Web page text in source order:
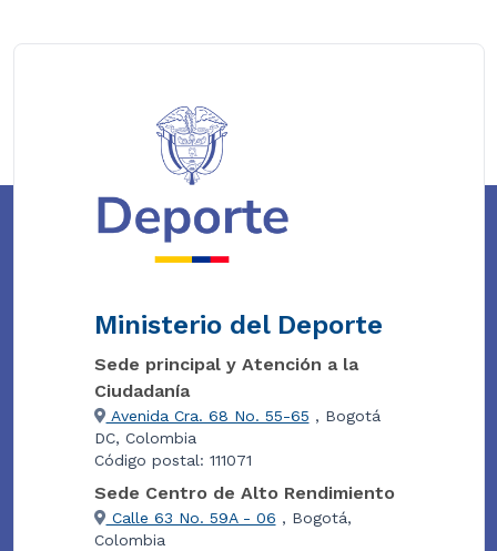
Ministerio del Deporte
Sede principal y Atención a la
Ciudadanía
Avenida Cra. 68 No. 55-65 , Bogotá
DC, Colombia
Código postal: 111071
Sede Centro de Alto Rendimiento
Calle 63 No. 59A - 06 , Bogotá,
Colombia